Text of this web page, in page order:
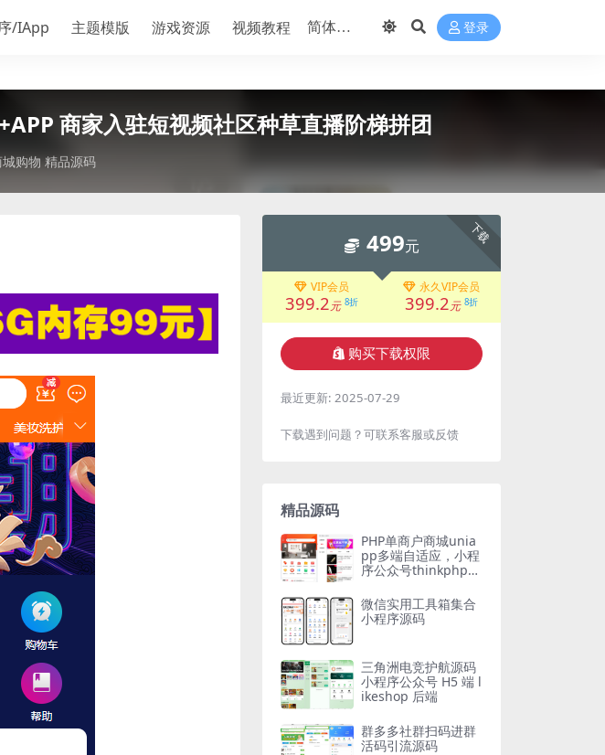
/IApp 主题模版 游戏资源 视频教程 登录
商家入驻短视频社区种草直播阶梯拼团
购物 精品源码
下载
499元
VIP会员
399.2元 8折
永久VIP会员
399.2元 8折
购买下载权限
最近更新: 2025-07-29
下载遇到问题？可联系客服或反馈
精品源码
PHP单商户商城unia
pp多端自适应，小程
序公众号thinkphp源
微信实用工具箱集合
小程序源码
三角洲电竞护航源码
小程序公众号 H5 端 l
ikeshop 后端
群多多社群扫码进群
活码引流源码